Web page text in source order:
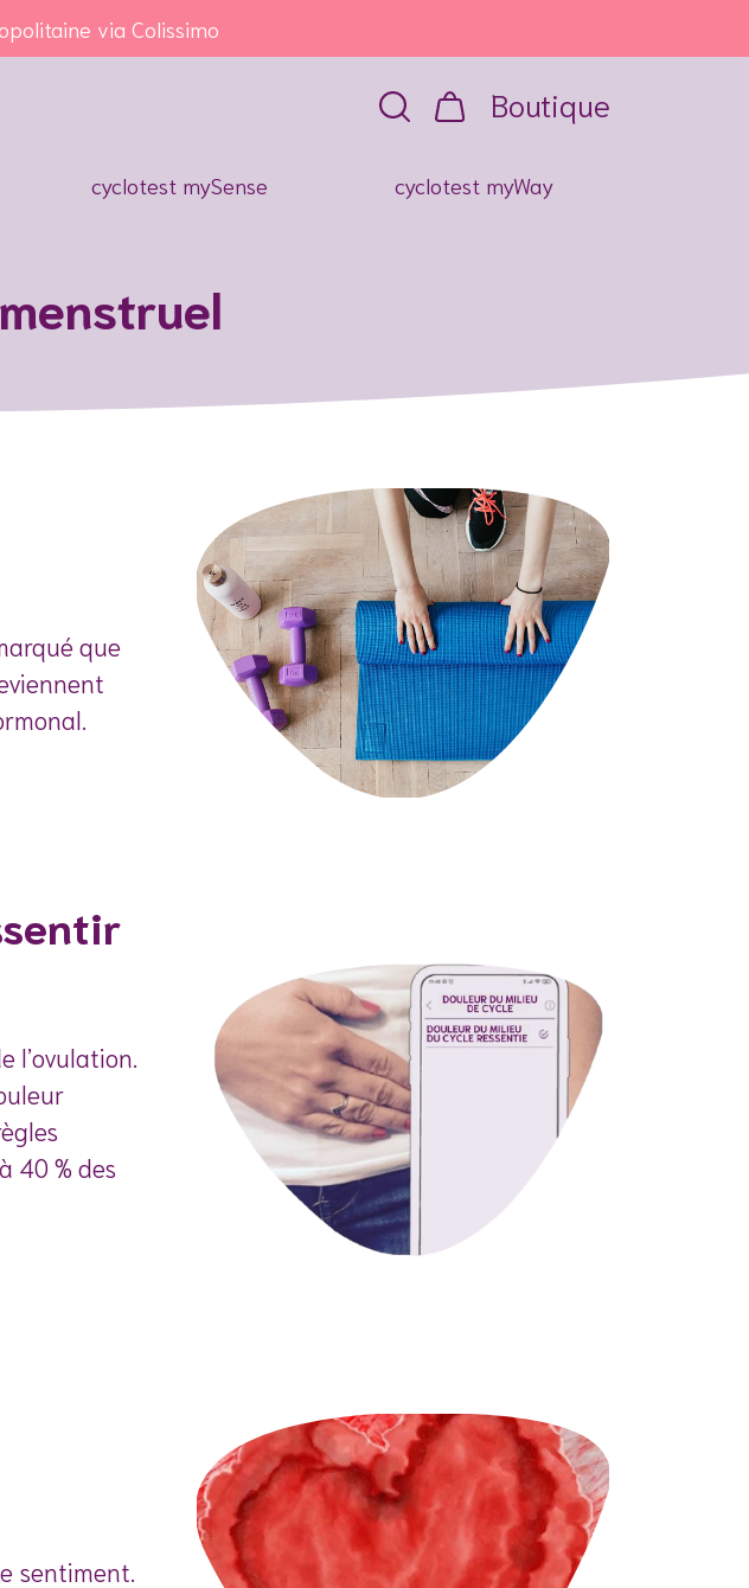
vous accompagner au 05 57 26 09 00 !
Boutique
cyclotest mySense cyclotest myWay
que
40 % des
sentiment.